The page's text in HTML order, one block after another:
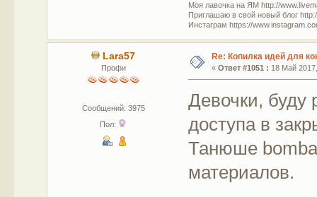
Моя лавочка на ЯМ http://
Приглашаю в свой новый блог
Инстаграм https://
Lara57
Профи
Сообщений: 3975
Пол:
Re: Копилка идей для
« Ответ #1051 : 18 Май
Девочки, буду
доступа в
Танюше
материалов.